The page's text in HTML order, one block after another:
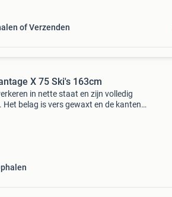
of Verzenden
X 75 Ski's 163cm
in nette staat en zijn volledig
Het belag is vers gewaxt en de kanten